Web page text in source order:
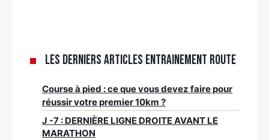
Les derniers articles Entrainement route
Course à pied : ce que vous devez faire pour
réussir votre premier 10km ?
J -7 : DERNIÈRE LIGNE DROITE AVANT LE
MARATHON